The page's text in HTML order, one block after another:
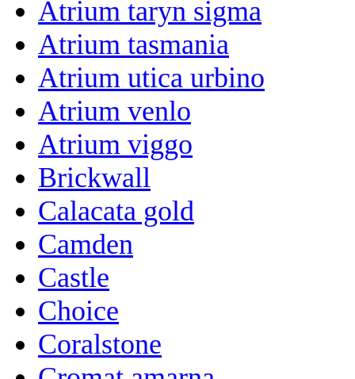
Atrium taryn sigma
Atrium tasmania
Atrium utica urbino
Atrium venlo
Atrium viggo
Brickwall
Calacata gold
Camden
Castle
Choice
Coralstone